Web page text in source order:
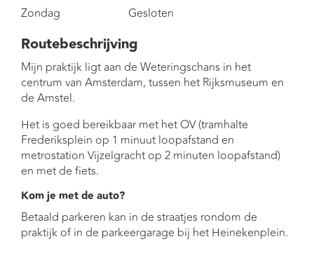
Zondag Gesloten
Routebeschrijving
Mijn praktijk ligt aan de Weteringschans in het
centrum van Amsterdam, tussen het Rijksmuseum en
de Amstel.
Het is goed bereikbaar met het OV (tramhalte
Frederiksplein op 1 minuut loopafstand en
metrostation Vijzelgracht op 2 minuten loopafstand)
en met de fiets.
Kom je met de auto?
Betaald parkeren kan in de straatjes rondom de
praktijk of in de parkeergarage bij het Heinekenplein.